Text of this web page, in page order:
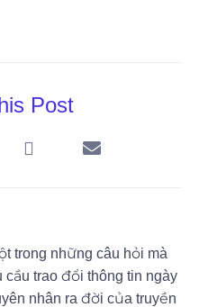
Post
trong những câu hỏi mà
cầu trao đổi thông tin ngày
nhân ra đời của truyền